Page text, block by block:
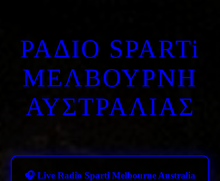
ΡΑΔΙΟ SPARTi
ΜΕΛΒΟΥΡΝΗ
ΑΥΣΤΡΑΛΙΑΣ
🎧 Live Radio Sparti Melbourne Australia